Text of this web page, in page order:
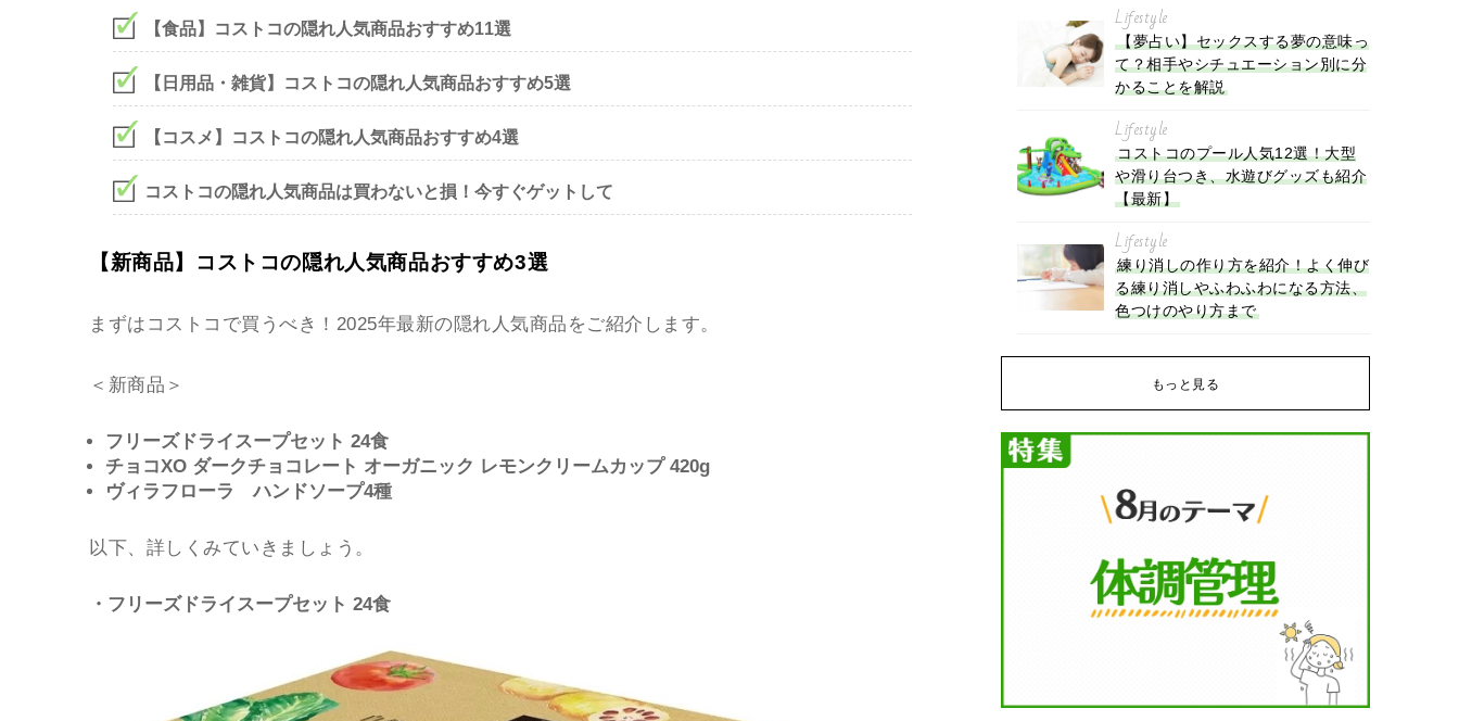
【食品】コストコの隠れ人気商品おすすめ11選
【日用品・雑貨】コストコの隠れ人気商品おすすめ5選
【コスメ】コストコの隠れ人気商品おすすめ4選
コストコの隠れ人気商品は買わないと損！今すぐゲットして
【新商品】コストコの隠れ人気商品おすすめ3選
まずはコストコで買うべき！2025年最新の隠れ人気商品をご紹介します。
＜新商品＞
フリーズドライスープセット 24食
チョコXO ダークチョコレート オーガニック レモンクリームカップ 420g
ヴィラフローラ ハンドソープ4種
以下、詳しくみていきましょう。
・フリーズドライスープセット 24食
Lifestyle
【夢占い】セックスする夢の意味っ
て？相手やシチュエーション別に分
かることを解説
Lifestyle
コストコのプール人気12選！大型
や滑り台つき、水遊びグッズも紹介
【最新】
Lifestyle
練り消しの作り方を紹介！よく伸び
る練り消しやふわふわになる方法、
色つけのやり方まで
もっと見る